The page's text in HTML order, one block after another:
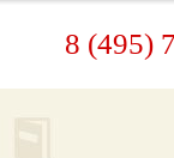
8 (495)